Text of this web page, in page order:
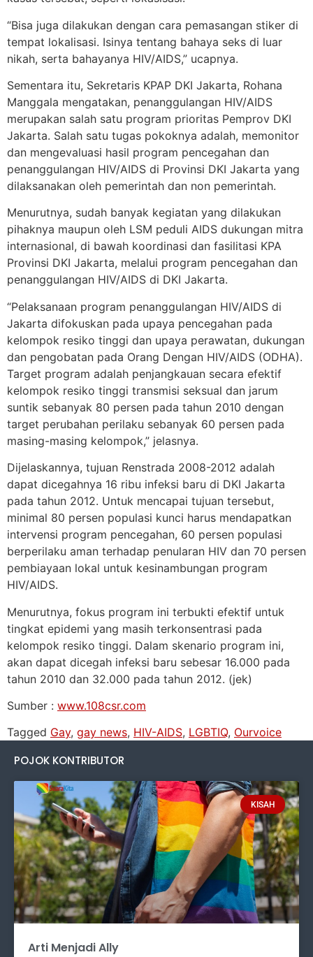
“Bisa juga dilakukan dengan cara pemasangan stiker di
tempat lokalisasi. Isinya tentang bahaya seks di luar
nikah, serta bahayanya HIV/AIDS,” ucapnya.
Sementara itu, Sekretaris KPAP DKI Jakarta, Rohana
Manggala mengatakan, penanggulangan HIV/AIDS
merupakan salah satu program prioritas Pemprov DKI
Jakarta. Salah satu tugas pokoknya adalah, memonitor
dan mengevaluasi hasil program pencegahan dan
penanggulangan HIV/AIDS di Provinsi DKI Jakarta yang
dilaksanakan oleh pemerintah dan non pemerintah.
Menurutnya, sudah banyak kegiatan yang dilakukan
pihaknya maupun oleh LSM peduli AIDS dukungan mitra
internasional, di bawah koordinasi dan fasilitasi KPA
Provinsi DKI Jakarta, melalui program pencegahan dan
penanggulangan HIV/AIDS di DKI Jakarta.
“Pelaksanaan program penanggulangan HIV/AIDS di
Jakarta difokuskan pada upaya pencegahan pada
kelompok resiko tinggi dan upaya perawatan, dukungan
dan pengobatan pada Orang Dengan HIV/AIDS (ODHA).
Target program adalah penjangkauan secara efektif
kelompok resiko tinggi transmisi seksual dan jarum
suntik sebanyak 80 persen pada tahun 2010 dengan
target perubahan perilaku sebanyak 60 persen pada
masing-masing kelompok,” jelasnya.
Dijelaskannya, tujuan Renstrada 2008-2012 adalah
dapat dicegahnya 16 ribu infeksi baru di DKI Jakarta
pada tahun 2012. Untuk mencapai tujuan tersebut,
minimal 80 persen populasi kunci harus mendapatkan
intervensi program pencegahan, 60 persen populasi
berperilaku aman terhadap penularan HIV dan 70 persen
pembiayaan lokal untuk kesinambungan program
HIV/AIDS.
Menurutnya, fokus program ini terbukti efektif untuk
tingkat epidemi yang masih terkonsentrasi pada
kelompok resiko tinggi. Dalam skenario program ini,
akan dapat dicegah infeksi baru sebesar 16.000 pada
tahun 2010 dan 32.000 pada tahun 2012. (jek)
Sumber : www.108csr.com
Tagged Gay, gay news, HIV-AIDS, LGBTIQ, Ourvoice
POJOK KONTRIBUTOR
KISAH
Arti Menjadi Ally